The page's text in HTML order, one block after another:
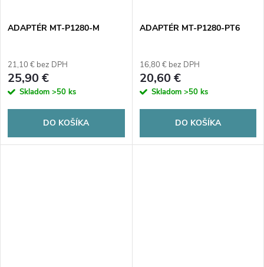
ADAPTÉR MT-P1280-M
21,10 € bez DPH
25,90 €
Skladom >50 ks
DO KOŠÍKA
ADAPTÉR MT-P1280-PT6
16,80 € bez DPH
20,60 €
Skladom >50 ks
DO KOŠÍKA